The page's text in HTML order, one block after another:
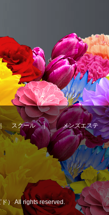
スクール｜ メンズエステ
）All rights reserved.